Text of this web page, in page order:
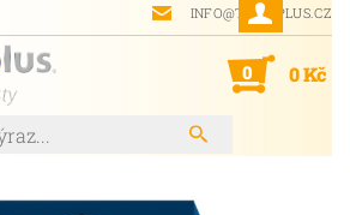
INFO@TORIOPLUS.CZ
0 0 Kč